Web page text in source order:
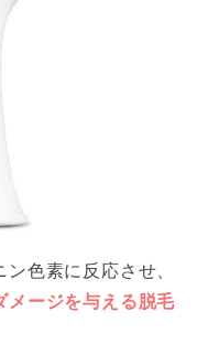
色素に反応させ、
メージを与える脱毛